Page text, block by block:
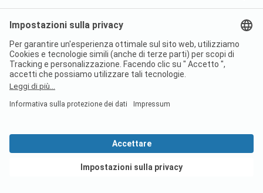
Quante piazzole ha il
campeggio Eider und Treene
Campingplatz?
disposizione il campeggio Eider
und Treene Campingplatz?
Vedi offerte